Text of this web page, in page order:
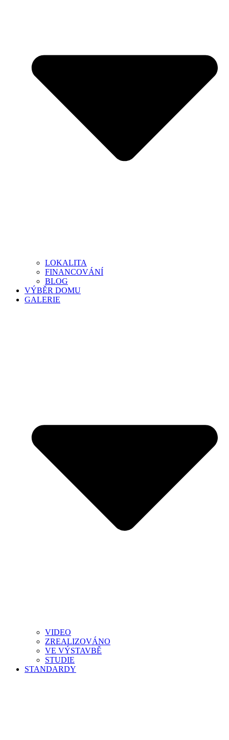
LOKALITA
FINANCOVÁNÍ
BLOG
VÝBĚR DOMU
GALERIE
VIDEO
ZREALIZOVÁNO
VE VÝSTAVBĚ
STUDIE
STANDARDY